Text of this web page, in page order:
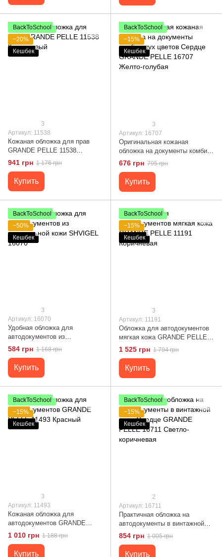
BackToSchool
−20%
Кешбек
3
Артикул: 11538
Кожаная обложка для прав
GRANDE PELLE 11538
Коричневый
941 грн 1 176 грн
Купить
BackToSchool
−15%
Кешбек
3
Артикул: 16707
Оригинальная кожаная
обложка на документы комби
двух цветов Сердце GRANDE
PELLE 16707 Желто-голубая
676 грн 795 грн
Купить
BackToSchool
−50%
Кешбек
3
Артикул: 16070
Удобная обложка для
автодокументов из
натуральной кожи SHVIGEL
584 грн 1 168 грн
Купить
BackToSchool
−15%
Кешбек
3
Артикул: 11191
Обложка для автодокументов
мягкая кожа GRANDE PELLE
11191 Коричневая
1 525 грн 1 794 грн
Купить
BackToSchool
−15%
Кешбек
3
Артикул: 11493
Кожаная обложка для
автодокументов GRANDE
PELLE 11493 Красный
1 010 грн 1 188 грн
Купить
BackToSchool
−15%
Кешбек
2
Артикул: 16711
Практичная обложка на
автодокументы в винтажной
коже Сердце GRANDE PELLE
16711 Светло-коричневая
854 грн 1 005 грн
Купить